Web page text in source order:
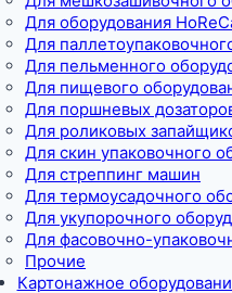
Для оборудования
Для
Для пельменного
Для пищевого
Для поршневых
Для роликовых
Для скин упаковочного
Для стреппинг машин
Для термоусадочного
Для укупорочного
Для фасовочно-
Прочие
Картонажное